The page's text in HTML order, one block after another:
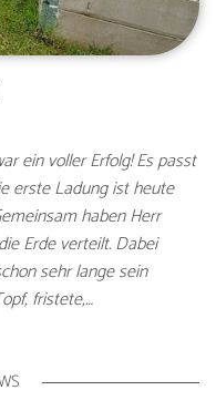
ein voller Erfolg! Es passt
erste Ladung ist heute
haben Herr
Erde verteilt. Dabei
sehr lange sein
fristete,…